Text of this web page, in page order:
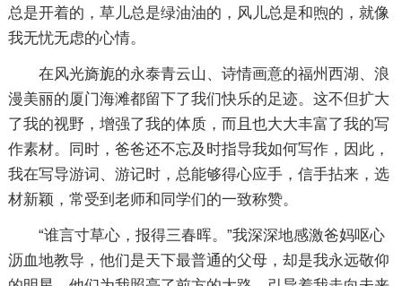
总是开着的，草儿总是绿油油的，风儿总是和煦的，就像
我无忧无虑的心情。
在风光旖旎的永泰青云山、诗情画意的福州西湖、浪
漫美丽的厦门海滩都留下了我们快乐的足迹。这不但扩大
了我的视野，增强了我的体质，而且也大大丰富了我的写
作素材。同时，爸爸还不忘及时指导我如何写作，因此，
我在写导游词、游记时，总能够得心应手，信手拈来，选
材新颖，常受到老师和同学们的一致称赞。
“谁言寸草心，报得三春晖。”我深深地感激爸妈呕心
沥血地教导，他们是天下最普通的父母，却是我永远敬仰